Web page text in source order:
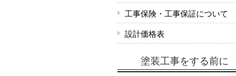
工事保険・工事保証について
設計価格表
塗装工事をする前に